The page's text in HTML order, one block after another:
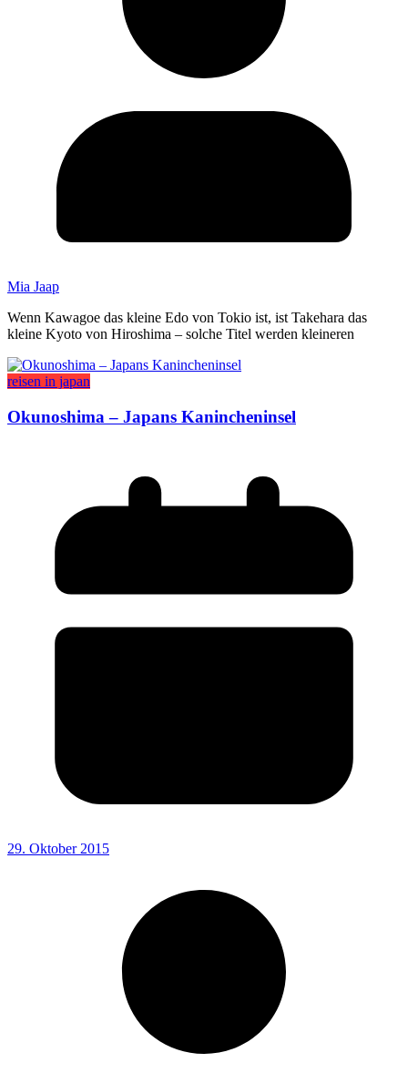
Mia Jaap
Wenn Kawagoe das kleine Edo von Tokio ist, ist Takehara das
kleine Kyoto von Hiroshima – solche Titel werden kleineren
reisen in japan
Okunoshima – Japans Kanincheninsel
29. Oktober 2015